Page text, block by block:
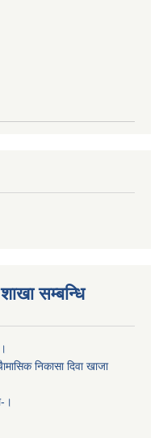
सम्बन्धि
निकासा दिवा खाजा
।